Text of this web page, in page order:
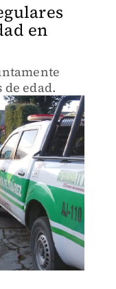
en
edad.